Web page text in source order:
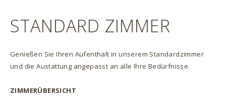
STANDARD ZIMMER
Genießen Sie Ihren Aufenthalt in unserem Standardzimmer
und die Austattung angepasst an alle Ihre Bedürfnisse.
ZIMMERÜBERSICHT